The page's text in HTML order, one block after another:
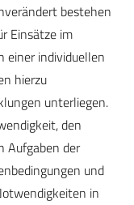
bestehen
Einsätze im
einer individuellen
hierzu
unterliegen.
den
Aufgaben der
und
in